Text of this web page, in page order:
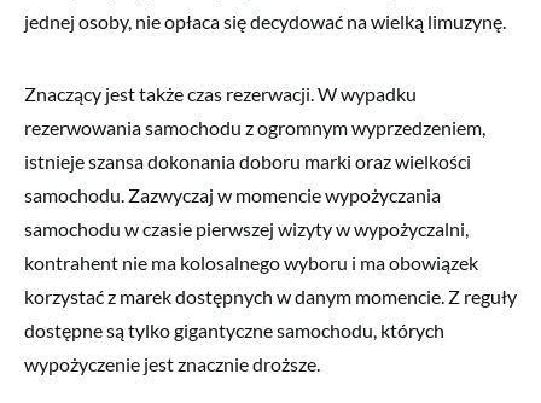
jednej osoby, nie opłaca się decydować na wielką limuzynę.
Znaczący jest także czas rezerwacji. W wypadku
rezerwowania samochodu z ogromnym wyprzedzeniem,
istnieje szansa dokonania doboru marki oraz wielkości
samochodu. Zazwyczaj w momencie wypożyczania
samochodu w czasie pierwszej wizyty w wypożyczalni,
kontrahent nie ma kolosalnego wyboru i ma obowiązek
korzystać z marek dostępnych w danym momencie. Z reguły
dostępne są tylko gigantyczne samochodu, których
wypożyczenie jest znacznie droższe.